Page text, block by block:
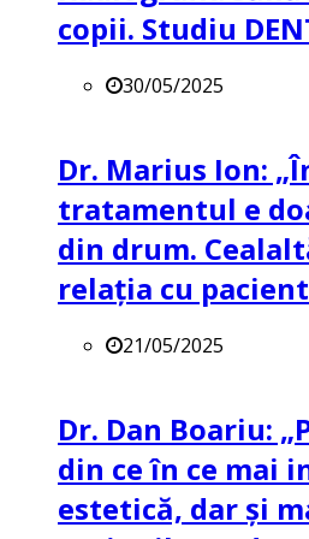
copii. Studiu
30/05/2025
Dr. Marius Ion:
tratamentul e
din drum.
relația cu
21/05/2025
Dr. Dan Boariu:
din ce în ce mai
estetică, dar și